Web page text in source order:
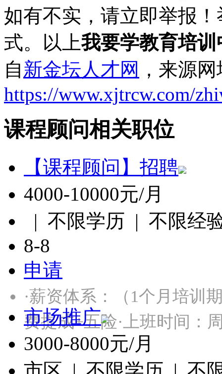
如有不实，请立即举报
式。以上我要学教育培
自新金坛人才网 ，来源
https://www.xjtrcw.com/
课程顾问相关职位
【课程顾问】招聘
4000-10000元/月
| 不限学历 | 不限经
8-8
申请
·薪资体系：（1个月培训
费提成+五险·上班时间
市场推广
3000-8000元/月